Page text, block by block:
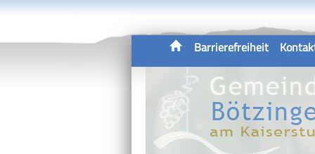
Barrierefreiheit